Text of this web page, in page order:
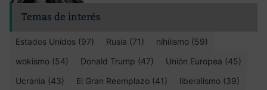
Temas de interés
Estados Unidos (97) Rusia (71)
nihilismo (59)
wokismo (54)
Donald Trump (47)
Unión Europea (45)
Ucrania (43)
El Gran Reemplazo (41)
liberalismo (39)